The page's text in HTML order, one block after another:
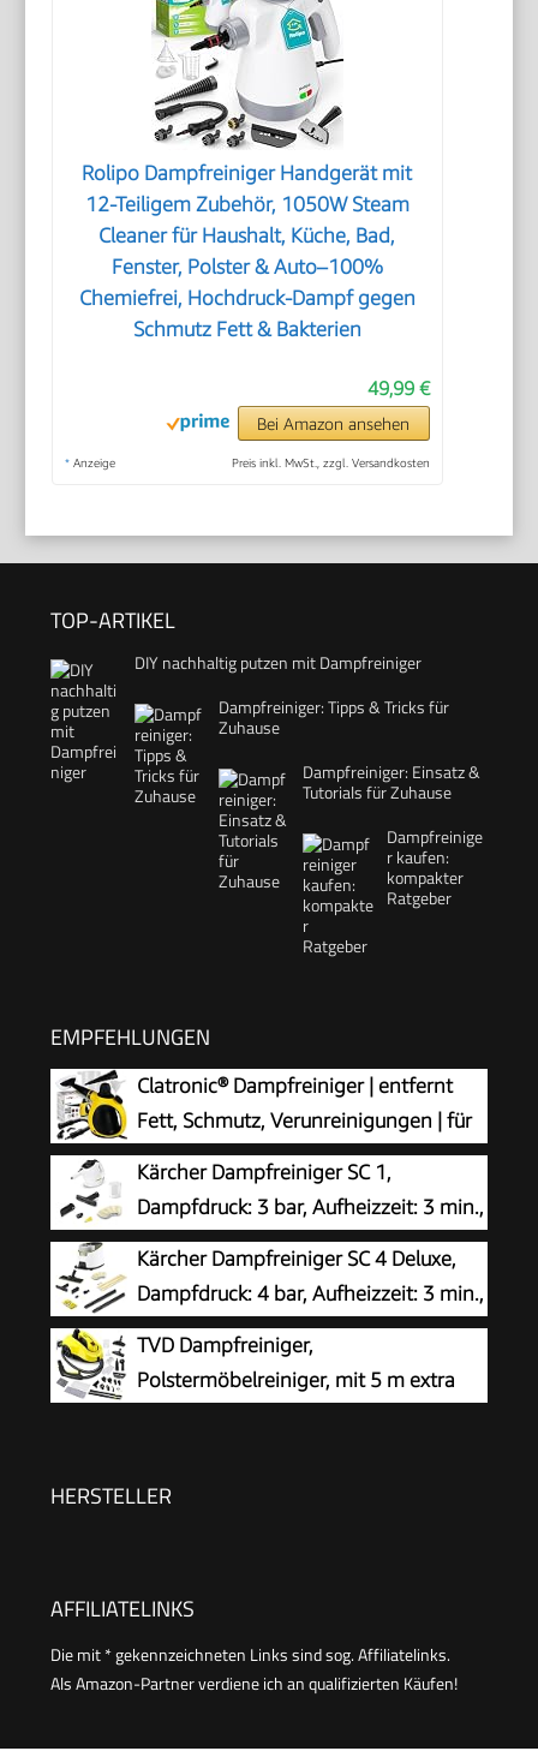
Rolipo Dampfreiniger Handgerät mit
12-Teiligem Zubehör, 1050W Steam
Cleaner für Haushalt, Küche, Bad,
Fenster, Polster & Auto–100%
Chemiefrei, Hochdruck-Dampf gegen
Schmutz Fett & Bakterien
49,99 €
Bei Amazon ansehen
* Anzeige Preis inkl. MwSt., zzgl. Versandkosten
TOP-ARTIKEL
DIY nachhaltig putzen mit Dampfreiniger
Dampfreiniger: Tipps & Tricks für
Zuhause
Dampfreiniger: Einsatz &
Tutorials für Zuhause
Dampfreinige
r kaufen:
kompakter
Ratgeber
EMPFEHLUNGEN
Clatronic® Dampfreiniger | entfernt
Fett, Schmutz, Verunreinigungen | für
Auto, Küche, Bad, Polster | chemiefrei |
Steam Cleaner | 360° Dampfdüse | Handgerät
mit 5 m Kabel & Zubehör | DR 3653
Kärcher Dampfreiniger SC 1,
Dampfdruck: 3 bar, Aufheizzeit: 3 min.,
Leistung: 1.200 W, Flächenleistung: 20
m², Tank: 200 ml, mit Hand-, Punktstrahl- und
Powerdüse, Mikrofaser-Überzug und Rundbürste
Kärcher Dampfreiniger SC 4 Deluxe,
Dampfdruck: 4 bar, Aufheizzeit: 3 min.,
Fläche: ca. 130 m², Tank: 0,5 l + 1,3 l,
inkl. Bodenreinigungsset EasyFix, Düsen,
Mikrofaser-Überzug und Bürsten, Weiß
TVD Dampfreiniger,
Polstermöbelreiniger, mit 5 m extra
HERSTELLER
AFFILIATELINKS
Die mit * gekennzeichneten Links sind sog. Affiliatelinks.
Als Amazon-Partner verdiene ich an qualifizierten Käufen!